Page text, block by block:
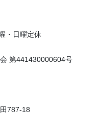
・日曜定休
第441430000604号
787-18